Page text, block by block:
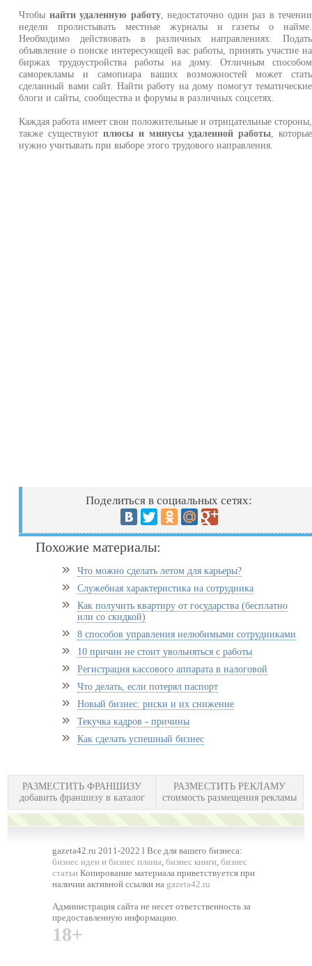
Чтобы найти удаленную работу, недостаточно один раз в течении
недели пролистывать местные журналы и газеты о найме.
Необходимо действовать в различных направлениях. Подать
объявление о поиске интересующей вас работы, принять участие на
биржах трудоустройства работы на дому. Отличным способом
саморекламы и самопиара ваших возможностей может стать
сделанный вами сайт. Найти работу на дому помогут тематические
блоги и сайты, сообщества и форумы в различных соцсетях.
Каждая работа имеет свои положительные и отрицательные стороны,
также существуют плюсы и минусы удаленной работы , которые
нужно учитывать при выборе этого трудового направления.
Поделиться в социальных сетях:
Похожие материалы:
Что можно сделать летом для карьеры?
Служебная характеристика на сотрудника
Как получить квартиру от государства (бесплатно
или со скидкой)
8 способов управления нелюбимыми сотрудниками
10 причин не стоит увольняться с работы
Регистрация кассового аппарата в налоговой
Что делать, если потерял паспорт
Новый бизнес: риски и их снижение
Текучка кадров - причины
Как сделать успешный бизнес
РАЗМЕСТИТЬ ФРАНШИЗУ
добавить франшизу в каталог
РАЗМЕСТИТЬ РЕКЛАМУ
стоимость размещения рекламы
gazeta42.ru 2011-2022 l Все для вашего бизнеса:
бизнес идеи и бизнес планы,бизнес книги,бизнес
статьи Копирование материала приветствуется при
наличии активной ссылки на gazeta42.ru
Администрация сайта не несет ответственность за
предоставленную информацию.
18+